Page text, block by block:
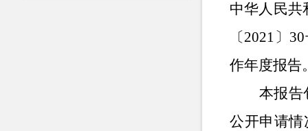
中华人民共
〔2021〕
作年度报告
本报告
公开申请